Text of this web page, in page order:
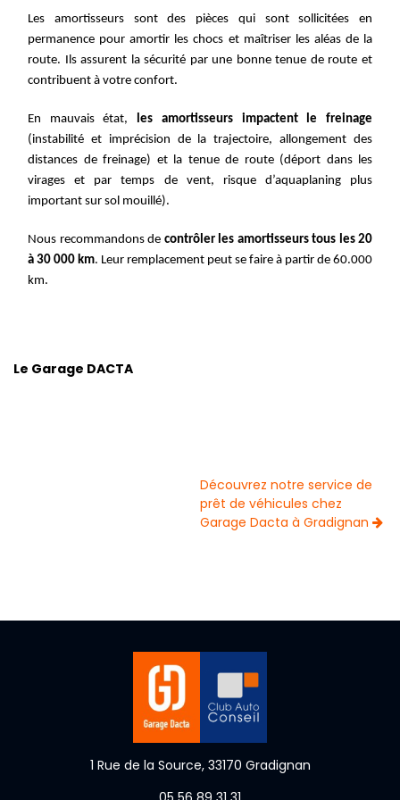
Les amortisseurs sont des pièces qui sont sollicitées en
permanence pour amortir les chocs et maîtriser les aléas de la
route. Ils assurent la sécurité par une bonne tenue de route et
contribuent à votre confort.
En mauvais état,
les amortisseurs impactent le freinage
(instabilité et imprécision de la trajectoire, allongement des
distances de freinage) et la tenue de route (déport dans les
virages et par temps de vent, risque d ’aquaplaning plus
important sur sol mouill é).
Nous recommandons de contrôler les amortisseurs tous les 20
à 30 000 km. Leur remplacement peut se faire à partir de 60.000
km.
Le Garage DACTA
Découvrez notre service de
prêt de véhicules chez
Garage Dacta à Gradignan
1 Rue de la Source, 33170 Gradignan